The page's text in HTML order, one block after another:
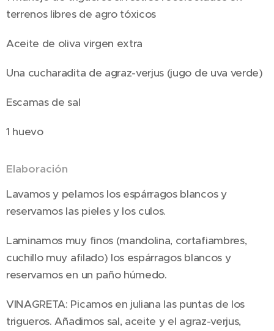
terrenos libres de agro tóxicos
Aceite de oliva virgen extra
Una cucharadita de agraz-verjus (jugo de uva verde)
Escamas de sal
1 huevo
Elaboración
Lavamos y pelamos los espárragos blancos y
reservamos las pieles y los culos.
Laminamos muy finos (mandolina, cortafiambres,
cuchillo muy afilado) los espárragos blancos y
reservamos en un paño húmedo.
VINAGRETA: Picamos en juliana las puntas de los
trigueros. Añadimos sal, aceite y el agraz-verjus,